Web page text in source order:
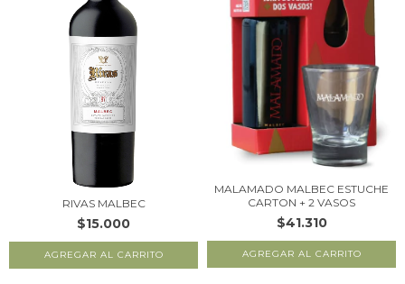
RIVAS MALBEC
$15.000
MALAMADO MALBEC ESTUCHE
CARTON + 2 VASOS
$41.310